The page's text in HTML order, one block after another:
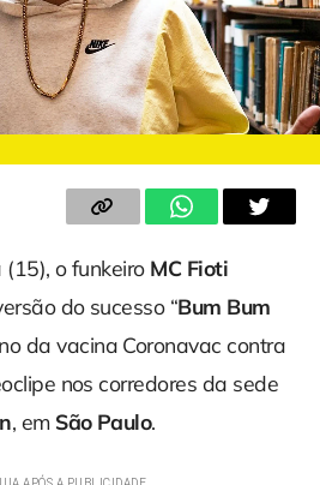
o funkeiro MC Fioti
do sucesso “Bum Bum
da vacina Coronavac contra
nos corredores da sede
, emSão Paulo.